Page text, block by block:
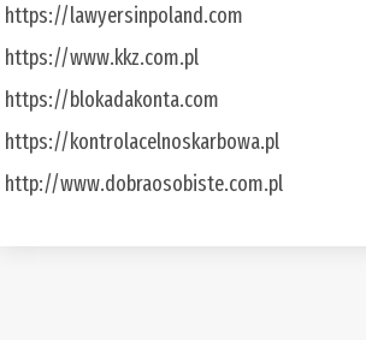
https://lawyersinpoland.com
https://www.kkz.com.pl
https://blokadakonta.com
https://kontrolacelnoskarbowa.pl
http://www.dobraosobiste.com.pl